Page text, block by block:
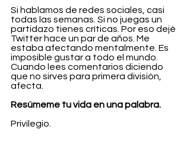
Si hablamos de redes sociales, casi
todas las semanas. Si no juegas un
partidazo tienes críticas. Por eso dejé
Twitter hace un par de años. Me
estaba afectando mentalmente. Es
imposible gustar a todo el mundo.
Cuando lees comentarios diciendo
que no sirves para primera división,
afecta.
Resúmeme tu vida en una palabra.
Privilegio.